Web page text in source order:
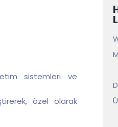
sistemleri ve
özel olarak